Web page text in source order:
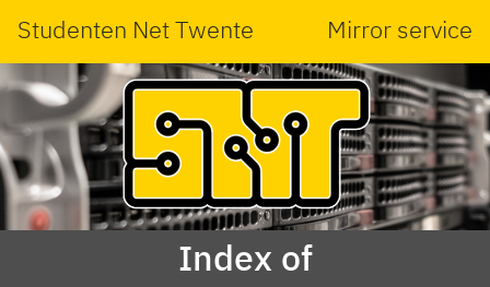
Studenten Net Twente Mirror service
Index of